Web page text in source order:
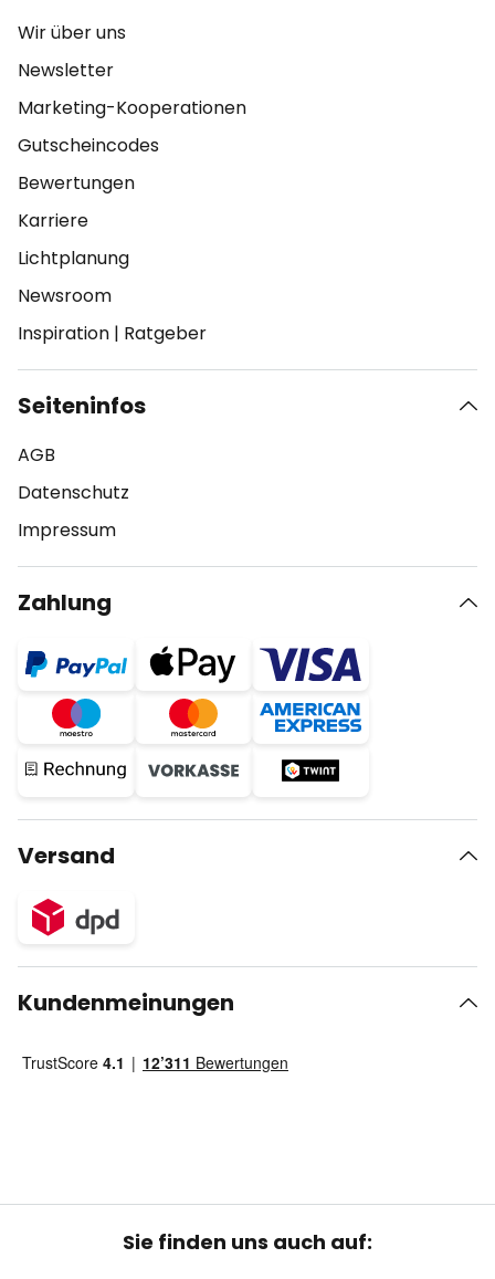
Wir über uns
Newsletter
Marketing-Kooperationen
Gutscheincodes
Bewertungen
Karriere
Lichtplanung
Newsroom
Inspiration | Ratgeber
Seiteninfos
AGB
Datenschutz
Impressum
Zahlung
Versand
Kundenmeinungen
Sie finden uns auch auf: